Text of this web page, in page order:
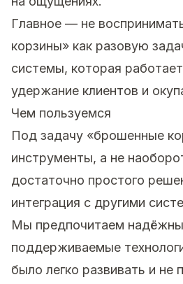
Главное — не
корзины» как разовую
системы, которая
удержание клиентов и
Чем пользуемся
Под задачу «брошенные
инструменты, а не
достаточно простого
интеграция с другими
Мы предпочитаем
поддерживаемые
было легко развивать и не